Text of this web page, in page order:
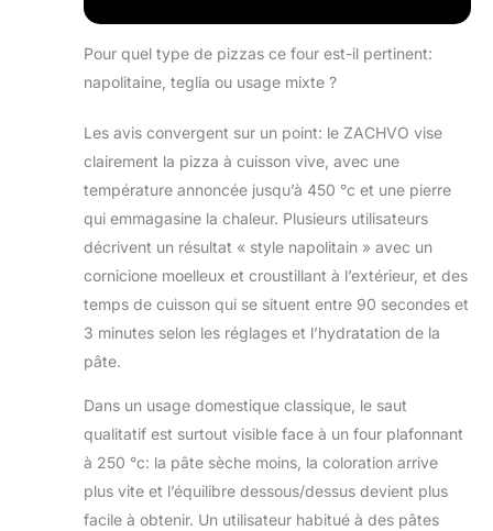
garantit une base parfaitement
croustillante et dorée, comme une
pizza cuite au four à pierre.
【Contrôle de température
rapide】 Le four à pizza est équipé
de résistances indépendantes pour
le haut et le bas, garantissant une
répartition uniforme de la chaleur
homogène. La pierre à pizza
conserve la chaleur, accélérant le
processus de cuisson pour que
vous puissiez déguster votre pizza
fours à pizza électriques.
【Contrôle précis - Écran tactile
LED et boutons rotatifs】 Réglez
facilement la température et le
temps de cuisson grâce à l'écran
tactile LED et aux deux boutons
Pour quel type de pizzas ce four est-il pertinent:
napolitaine, teglia ou usage mixte ?
Les avis convergent sur un point: le ZACHVO vise
clairement la pizza à cuisson vive, avec une
température annoncée jusqu’à 450 °c et une pierre
qui emmagasine la chaleur. Plusieurs utilisateurs
décrivent un résultat « style napolitain » avec un
cornicione moelleux et croustillant à l’extérieur, et des
temps de cuisson qui se situent entre 90 secondes et
3 minutes selon les réglages et l’hydratation de la
pâte.
Dans un usage domestique classique, le saut
qualitatif est surtout visible face à un four plafonnant
à 250 °c: la pâte sèche moins, la coloration arrive
plus vite et l’équilibre dessous/dessus devient plus
facile à obtenir. Un utilisateur habitué à des pâtes